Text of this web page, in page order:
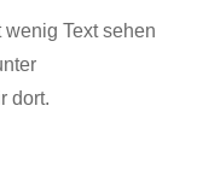
Text sehen
dort.